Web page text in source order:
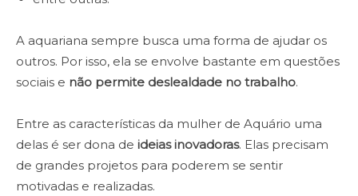
A aquariana sempre busca uma forma de ajudar os
outros. Por isso, ela se envolve bastante em questões
sociais e não permite deslealdade no trabalho.
Entre as características da mulher de Aquário uma
delas é ser dona de ideias inovadoras. Elas precisam
de grandes projetos para poderem se sentir
motivadas e realizadas.